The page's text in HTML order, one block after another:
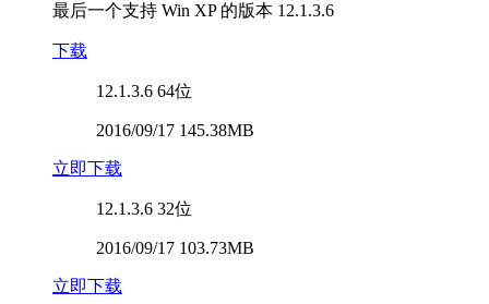
最后一个支持 Win XP 的版本 12.1.3.6
下载
12.1.3.6 64位
2016/09/17 145.38MB
立即下载
12.1.3.6 32位
2016/09/17 103.73MB
立即下载